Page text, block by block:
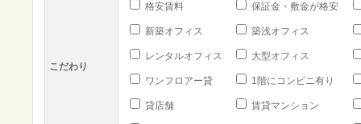
こだわり
格安賃料 保証金・敷金が格安
新築オフィス 築浅オフィス
レンタルオフィス 大型オフィス
ワンフロアー貸 1階にコンビニ有り
貸店舗 賃貸マンション